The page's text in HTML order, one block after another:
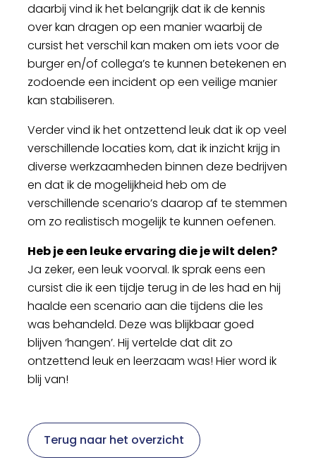
daarbij vind ik het belangrijk dat ik de kennis
over kan dragen op een manier waarbij de
cursist het verschil kan maken om iets voor de
burger en/of collega’s te kunnen betekenen en
zodoende een incident op een veilige manier
kan stabiliseren.
Verder vind ik het ontzettend leuk dat ik op veel
verschillende locaties kom, dat ik inzicht krijg in
diverse werkzaamheden binnen deze bedrijven
en dat ik de mogelijkheid heb om de
verschillende scenario’s daarop af te stemmen
om zo realistisch mogelijk te kunnen oefenen.
Heb je een leuke ervaring die je wilt delen?
Ja zeker, een leuk voorval. Ik sprak eens een
cursist die ik een tijdje terug in de les had en hij
haalde een scenario aan die tijdens die les
was behandeld. Deze was blijkbaar goed
blijven ‘hangen’. Hij vertelde dat dit zo
ontzettend leuk en leerzaam was! Hier word ik
blij van!
Terug naar het overzicht